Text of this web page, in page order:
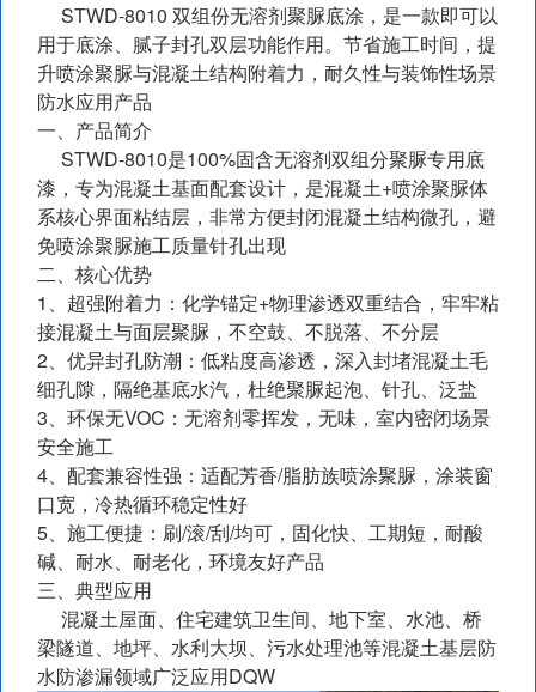
STWD‑8010 双组份无溶剂聚脲底涂，是一款即可以
用于底涂、腻子封孔双层功能作用。节省施工时间，提
升喷涂聚脲与混凝土结构附着力，耐久性与装饰性场景
防水应用产品
一、产品简介
STWD‑8010是100%固含无溶剂双组分聚脲专用底
漆，专为混凝土基面配套设计，是混凝土+喷涂聚脲体
系核心界面粘结层，非常方便封闭混凝土结构微孔，避
免喷涂聚脲施工质量针孔出现
二、核心优势
1、超强附着力：化学锚定+物理渗透双重结合，牢牢粘
接混凝土与面层聚脲，不空鼓、不脱落、不分层
2、优异封孔防潮：低粘度高渗透，深入封堵混凝土毛
细孔隙，隔绝基底水汽，杜绝聚脲起泡、针孔、泛盐
3、环保无VOC：无溶剂零挥发，无味，室内密闭场景
安全施工
4、配套兼容性强：适配芳香/脂肪族喷涂聚脲，涂装窗
口宽，冷热循环稳定性好
5、施工便捷：刷/滚/刮/均可，固化快、工期短，耐酸
碱、耐水、耐老化，环境友好产品
三、典型应用
混凝土屋面、住宅建筑卫生间、地下室、水池、桥
梁隧道、地坪、水利大坝、污水处理池等混凝土基层防
水防渗漏领域广泛应用DQW